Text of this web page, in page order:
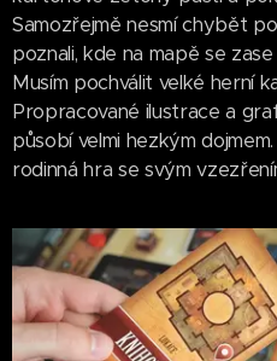
Samozřejmě nesmí chybět
poznali, kde na mapě se
Musím pochválit velké herní
Propracované ilustrace a
působí velmi hezkým
rodinná hra se svým